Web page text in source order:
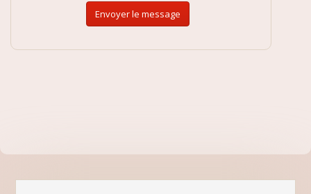
Envoyer le message